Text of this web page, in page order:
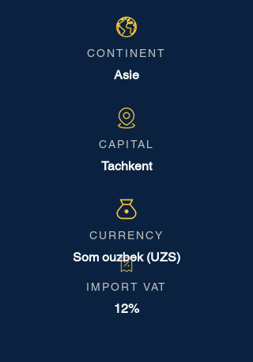
CONTINENT
Asie
CAPITAL
Tachkent
CURRENCY
Som ouzbek (UZS)
IMPORT VAT
12%